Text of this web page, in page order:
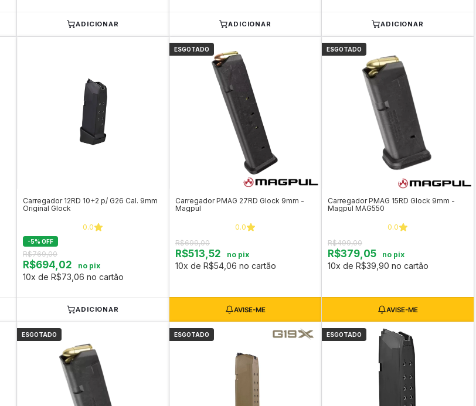
ADICIONAR ADICIONAR ADICIONAR
Carregador 12RD 10+2 p/ G26 Cal. 9mm
Original Glock
0.0
-5% OFF
R$769,00
R$694,02 no pix
10x de R$73,06 no cartão
ADICIONAR
ESGOTADO
Carregador PMAG 27RD Glock 9mm -
Magpul
0.0
R$699,00
R$513,52 no pix
10x de R$54,06 no cartão
ESGOTADO
Carregador PMAG 15RD Glock 9mm -
Magpul MAG550
0.0
R$499,00
R$379,05 no pix
10x de R$39,90 no cartão
ESGOTADO ESGOTADO ESGOTADO